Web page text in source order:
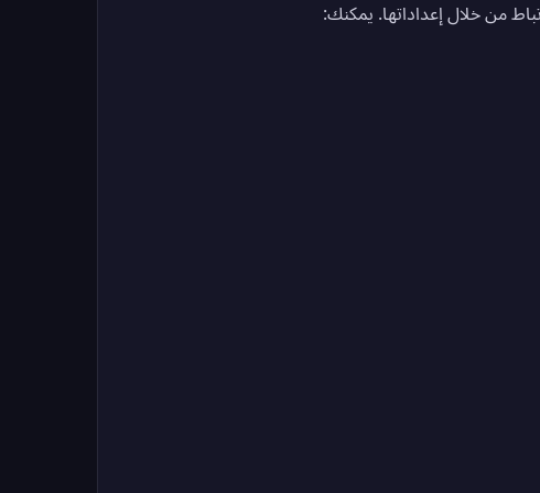
من خلال إعداداتها. يمكنك: